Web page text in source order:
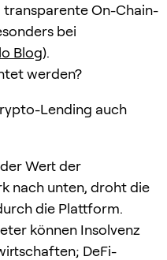
transparente On-Chain-
bei
Blog).
werden?
Lending auch
Wert der
nach unten, droht die
die Plattform.
können Insolvenz
DeFi-